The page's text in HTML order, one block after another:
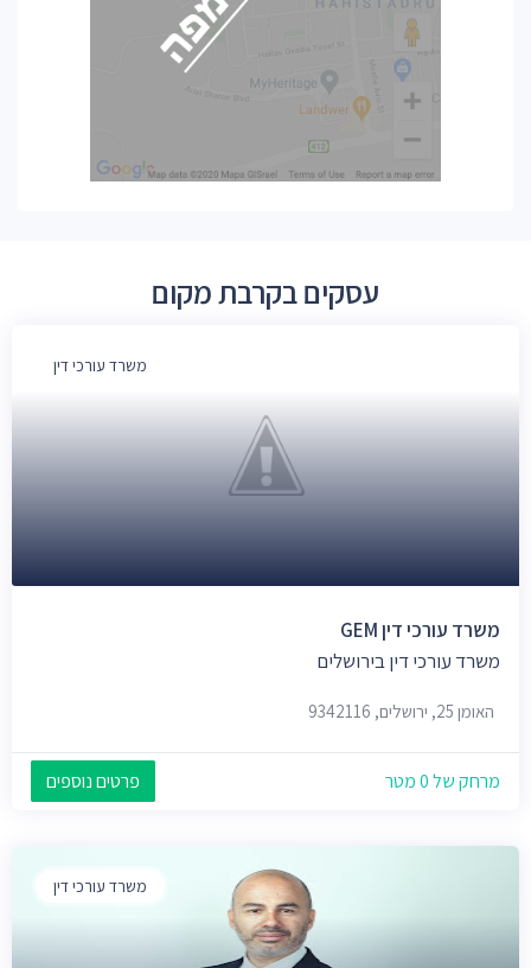
עסקים בקרבת מקום
משרד עורכי דין
משרד עורכי דין GEM
משרד עורכי דין בירושלים
האומן 25, ירושלים, 9342116
מרחק של 0 מטר פרטים נוספים
משרד עורכי דין